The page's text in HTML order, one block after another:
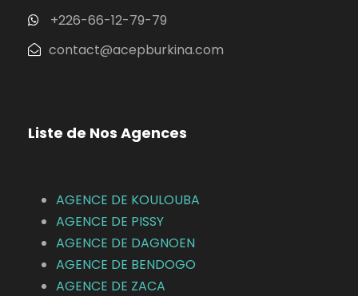
+226-66-12-79-79
contact@acepburkina.com
Liste de Nos Agences
AGENCE DE KOULOUBA
AGENCE DE PISSY
AGENCE DE DAGNOEN
AGENCE DE BENDOGO
AGENCE DE ZACA